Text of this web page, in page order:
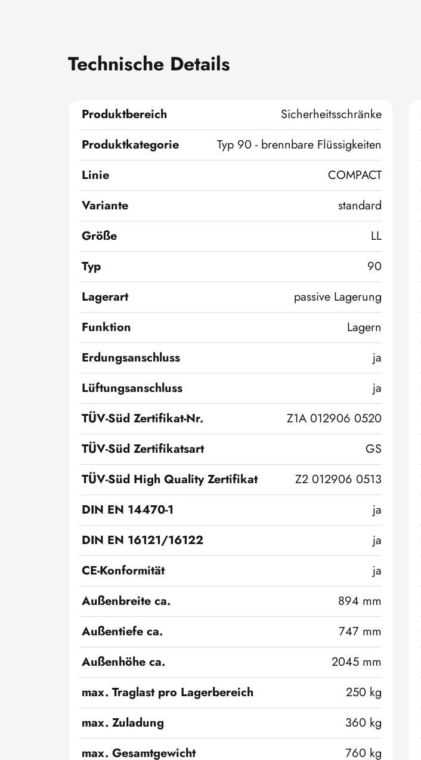
Technische Details
Produktbereich
Sicherheitsschränke
Produktkategorie
Typ 90 - brennbare Flüssigkeiten
Linie
COMPACT
Variante
standard
Größe
LL
Typ
90
Lagerart
passive Lagerung
Funktion
Lagern
Erdungsanschluss
ja
Lüftungsanschluss
ja
TÜV-Süd Zertifikat-Nr.
Z1A 012906 0520
TÜV-Süd Zertifikatsart
GS
TÜV-Süd High Quality Zertifikat
Z2 012906 0513
DIN EN 14470-1
ja
DIN EN 16121/16122
ja
CE-Konformität
ja
Außenbreite ca.
894 mm
Außentiefe ca.
747 mm
Außenhöhe ca.
2045 mm
max. Traglast pro Lagerbereich
250 kg
max. Zuladung
360 kg
max. Gesamtgewicht
760 kg